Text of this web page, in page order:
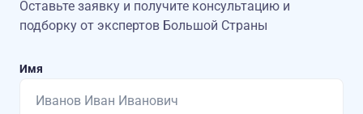
Оставьте заявку и получите консультацию и
подборку от экспертов Большой Страны
Имя